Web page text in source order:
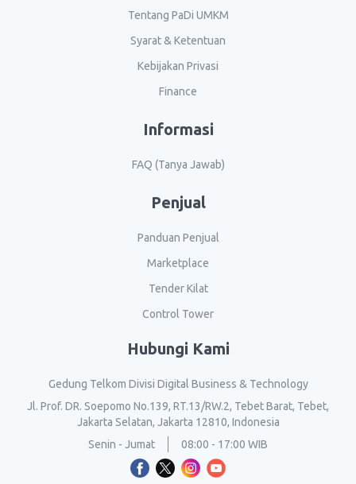
Tentang PaDi UMKM
Syarat & Ketentuan
Kebijakan Privasi
Finance
Informasi
FAQ (Tanya Jawab)
Penjual
Panduan Penjual
Marketplace
Tender Kilat
Control Tower
Hubungi Kami
Gedung Telkom Divisi Digital Business & Technology
Jl. Prof. DR. Soepomo No.139, RT.13/RW.2, Tebet Barat, Tebet,
Jakarta Selatan, Jakarta 12810, Indonesia
Senin - Jumat
08:00 - 17:00 WIB